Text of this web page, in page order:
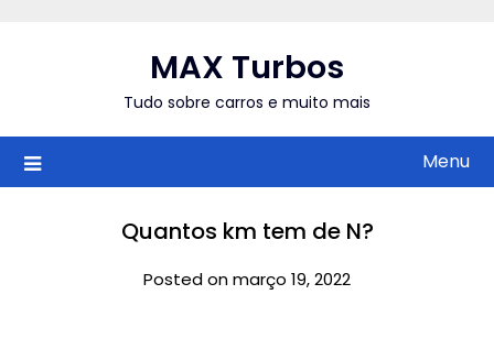
MAX Turbos
Tudo sobre carros e muito mais
Menu
Quantos km tem de N?
Posted on março 19, 2022